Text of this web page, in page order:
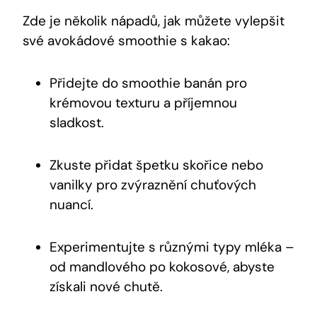
Zde je několik nápadů, jak můžete vylepšit
své avokádové smoothie s kakao:
Přidejte do smoothie banán pro
krémovou texturu⁣ a příjemnou
sladkost.
Zkuste ​přidat špetku skořice nebo
vanilky pro zvýraznění chuťových
nuancí.
Experimentujte s různými typy mléka –
od ⁢mandlového po kokosové, abyste
získali‍ nové ⁤chutě.